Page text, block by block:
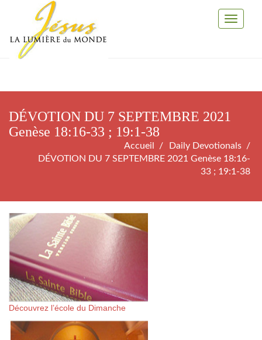
Toggle
DÉVOTION DU 7 SEPTEMBRE 2021
Genèse 18:16-33 ; 19:1-38
Accueil
Daily Devotionals
DÉVOTION DU 7 SEPTEMBRE 2021 Genèse 18:16-
33 ; 19:1-38
Découvrez l’école du Dimanche